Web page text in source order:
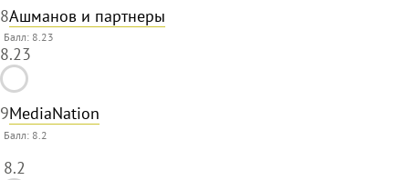
8Ашманов и партнеры
Балл: 8.23
8.23
9MediaNation
Балл: 8.2
8.2